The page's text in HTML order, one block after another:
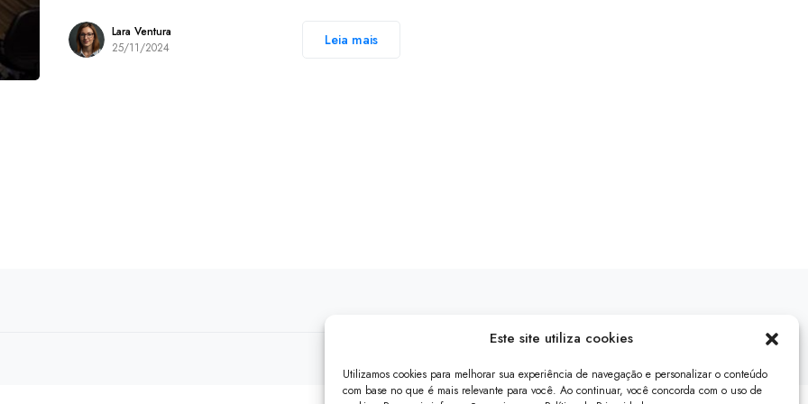
Este site utiliza cookies
Utilizamos cookies para melhorar sua experiência de navegação e personalizar o conteúdo
com base no que é mais relevante para você. Ao continuar, você concorda com o uso de
Lara Ventura
25/11/2024
Leia mais